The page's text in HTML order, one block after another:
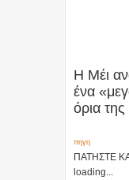
Η Μέι
ένα
όρια
πηγη
ΠΑΤΗΣΤΕ
loading...